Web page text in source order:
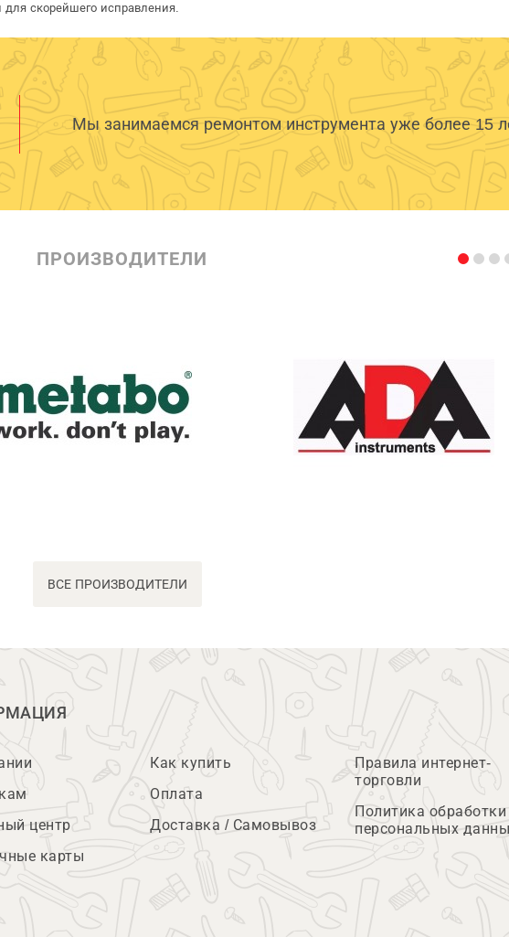
скорейшего исправления.
Мы занимаемся ремонтом инструмента уже более 15
ПРОИЗВОДИТЕЛИ
ВСЕ ПРОИЗВОДИТЕЛИ
центр
карты
Как купить
Оплата
Доставка / Самовывоз
Правила интернет-
торговли
Политика обработки
персональных